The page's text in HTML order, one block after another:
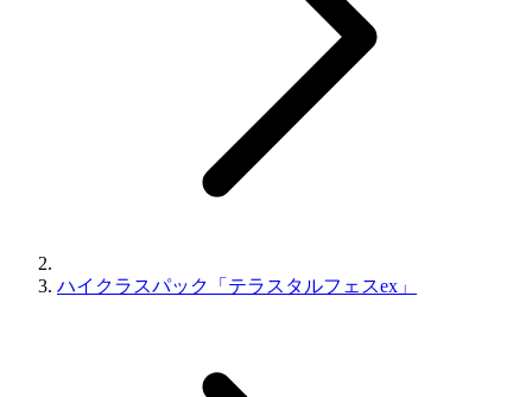
ハイクラスパック「テラスタルフェスex」